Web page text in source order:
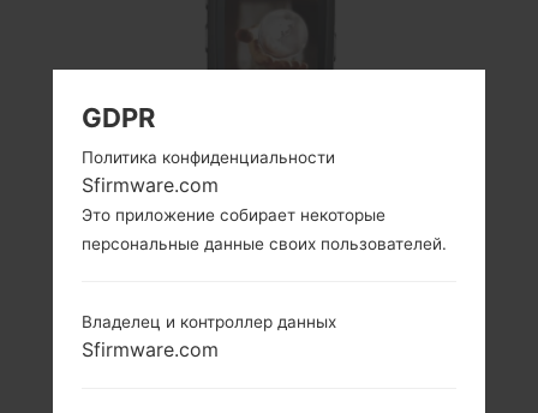
GDPR
Политика конфиденциальности
Sfirmware.com
Это приложение собирает некоторые
персональные данные своих пользователей.
Владелец и контроллер данных
Sfirmware.com